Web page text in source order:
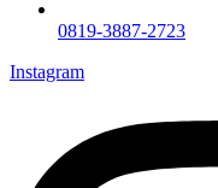
0819-3887-2723
Instagram